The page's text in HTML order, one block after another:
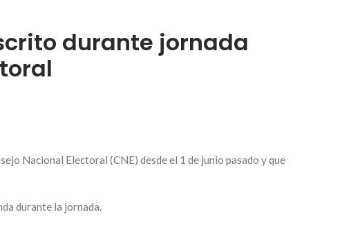
durante jornada
Nacional Electoral (CNE) desde el 1 de junio pasado y que
durante la jornada.